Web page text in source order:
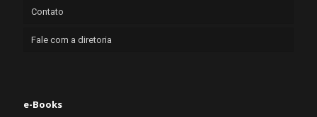
Contato
Fale com a diretoria
e-Books